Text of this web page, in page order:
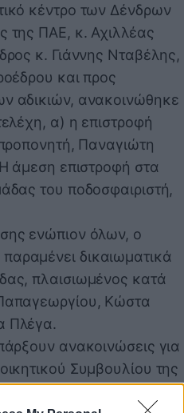
κέντρο των Δένδρων
της ΠΑΕ, κ. Αχιλλέας
κ. Γιάννης Νταβέλης,
και προς
αδικιών, ανακοινώθηκε
α) η επιστροφή
Παναγιώτη
άμεση επιστροφή στα
του ποδοσφαιριστή,
ενώπιον όλων, ο
δικαιωματικά
πλαισιωμένος κατά
Κώστα
Πλέγα.
ανακοινώσεις για
Συμβουλίου της
της κενής θέσης